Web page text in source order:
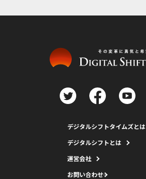
デジタルシフトタイムズとは
デジタルシフトとは
運営会社
お問い合わせ